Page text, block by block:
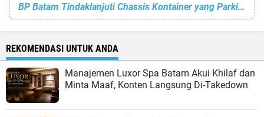
BP Batam Tindaklanjuti Chassis Kontainer yang Parkir Sembarangan
REKOMENDASI UNTUK ANDA
Manajemen Luxor Spa Batam Akui Khilaf dan
Minta Maaf, Konten Langsung Di-Takedown